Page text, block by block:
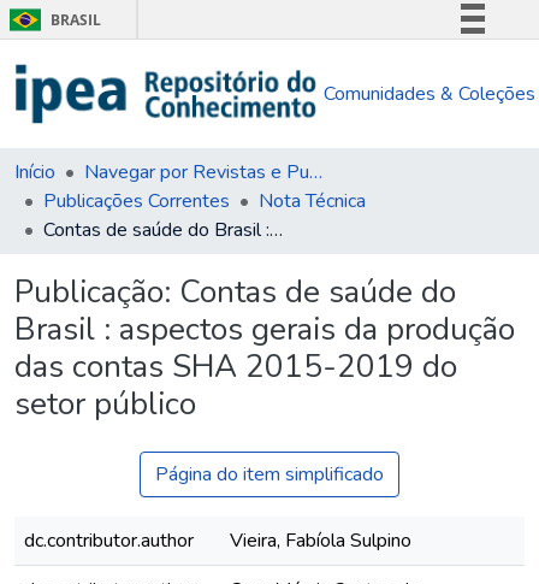
BRASIL
Comunica BR
Legislação
Comunidades & Coleções
Início
Navegar por Revistas e Publicações Seriadas
Publicações Correntes
Nota Técnica
Contas de saúde do Brasil : aspectos gerais da produção das contas SHA 2015-2019 do setor público
Publicação: Contas de saúde do
Brasil : aspectos gerais da produção
das contas SHA 2015-2019 do
setor público
Página do item simplificado
dc.contributor.author
Vieira, Fabíola Sulpino